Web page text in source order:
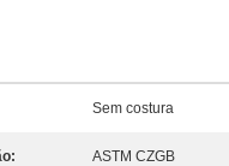
Sem costura
ASTM CZGB